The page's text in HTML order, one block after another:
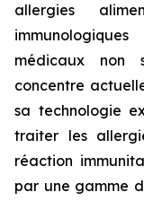
allergies
médicaux non
concentre
sa technologie
traiter les
réaction
par une gamme